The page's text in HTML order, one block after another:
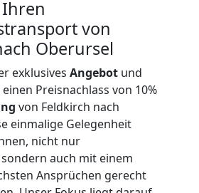
von
Oberursel
exklusives Angebot und
Preisnachlass von 10%
von Feldkirch nach
einmalige Gelegenheit
nicht nur
auch mit einem
Ansprüchen gerecht